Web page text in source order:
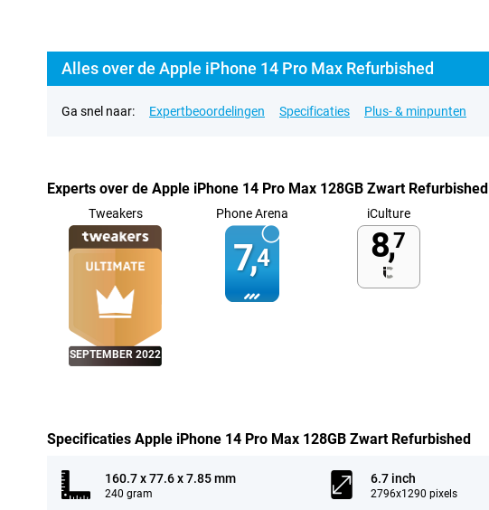
Alles over de Apple iPhone 14 Pro Max Refurbished
Ga snel naar: Expertbeoordelingen Specificaties Plus- & minpunten
Experts over de Apple iPhone 14 Pro Max 128GB Zwart Refurbished
Tweakers
SEPTEMBER 2022
Phone Arena
7,4
iCulture
8,7
Specificaties Apple iPhone 14 Pro Max 128GB Zwart Refurbished
160.7 x 77.6 x 7.85 mm
240 gram
6.7 inch
2796x1290 pixels